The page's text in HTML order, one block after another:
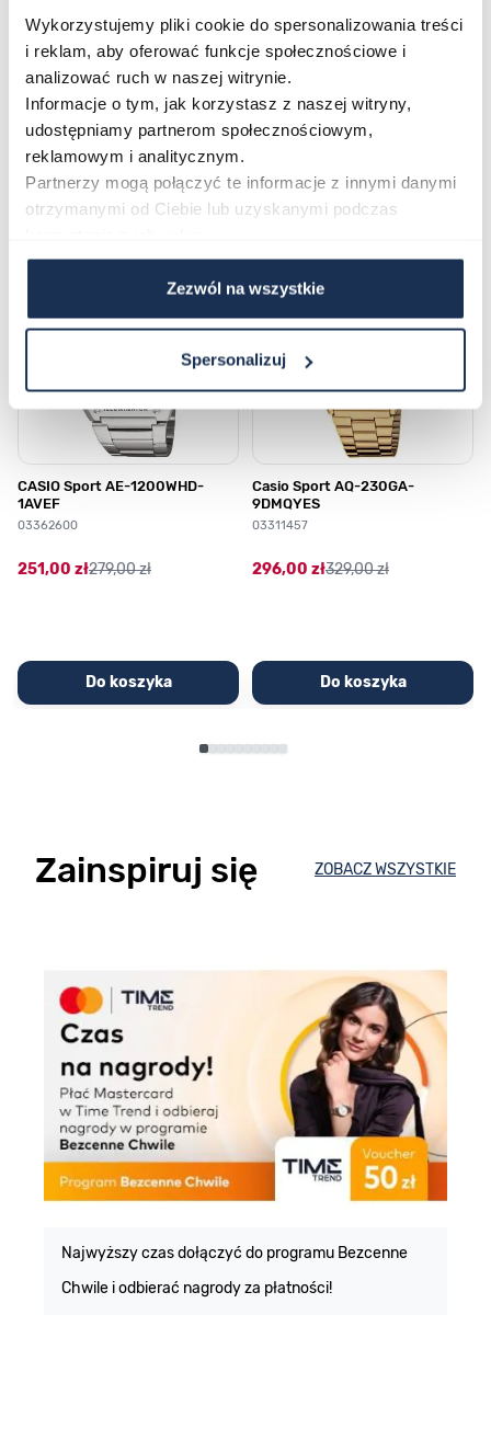
Wykorzystujemy pliki cookie do spersonalizowania treści
i reklam, aby oferować funkcje społecznościowe i
analizować ruch w naszej witrynie.
Informacje o tym, jak korzystasz z naszej witryny,
udostępniamy partnerom społecznościowym,
reklamowym i analitycznym.
Partnerzy mogą połączyć te informacje z innymi danymi
otrzymanymi od Ciebie lub uzyskanymi podczas
Zezwól na wszystkie
Spersonalizuj
Płatność i dostawa
Najczęściej kupowane
CASIO Sport AE-1200WHD-
1AVEF
03362600
251,00 zł279,00 zł
Do koszyka
Casio Sport AQ-230GA-
9DMQYES
03311457
296,00 zł329,00 zł
Do koszyka
Zainspiruj się ZOBACZ WSZYSTKIE
Najwyższy czas dołączyć do programu Bezcenne
Chwile i odbierać nagrody za płatności!